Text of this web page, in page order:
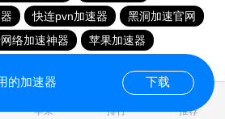
快连pvn加速器
黑洞加速官网
络加速神器
苹果加速器
苹果 排行 推荐
的加速器 下载
0.033976s